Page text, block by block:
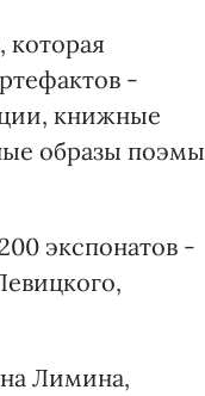
которая
-
книжные
образы поэмы
экспонатов -
Лимина,